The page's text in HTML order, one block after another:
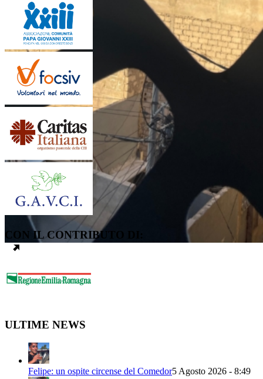
CON IL CONTRIBUTO DI:
ULTIME NEWS
Felipe: un ospite circense del Comedor5 Agosto 2026 - 8:49